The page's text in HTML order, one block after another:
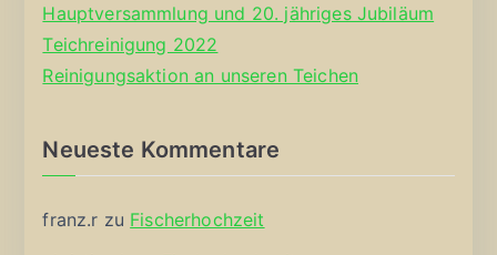
Hauptversammlung und 20. jähriges Jubiläum
Teichreinigung 2022
Reinigungsaktion an unseren Teichen
Neueste Kommentare
franz.r zu Fischerhochzeit